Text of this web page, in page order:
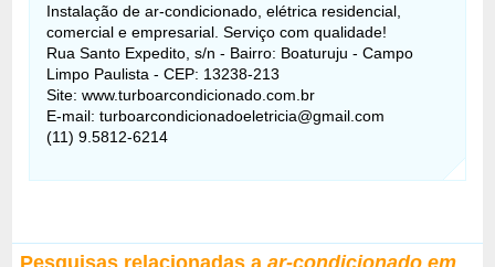
Instalação de ar-condicionado, elétrica residencial,
comercial e empresarial. Serviço com qualidade!
Rua Santo Expedito, s/n - Bairro: Boaturuju - Campo
Limpo Paulista - CEP: 13238-213
Site: www.turboarcondicionado.com.br
E-mail: turboarcondicionadoeletricia@gmail.com
(11) 9.5812-6214
Pesquisas relacionadas aar-condicionado em